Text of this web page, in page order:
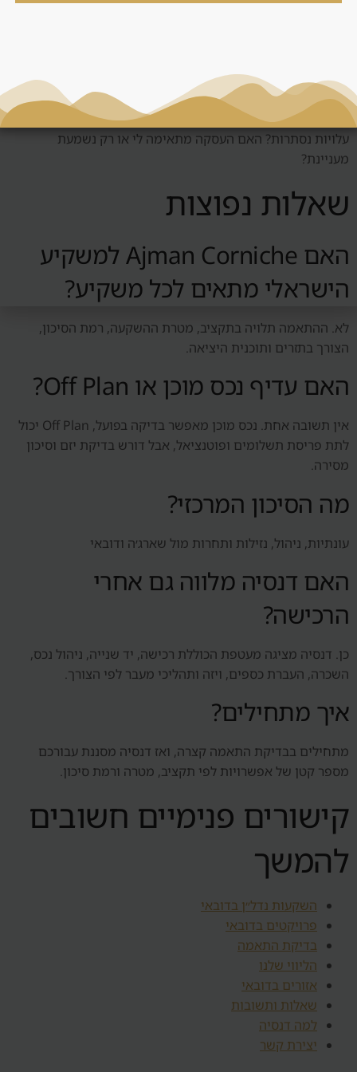
לפני החלטה סביב קורניש עג׳מאן, צריך לשאול: מי השוכר הטבעי?
האם יש ביקוש אמיתי? כמה עולה לנהל את הנכס? מה קורה אם
השוק יורד? האם אפשר למכור? האם המחיר תחרותי? האם יש
עלויות נסתרות? האם העסקה מתאימה לי או רק נשמעת
מעניינת?
שאלות נפוצות
האם Ajman Corniche למשקיע
הישראלי מתאים לכל משקיע?
לא. ההתאמה תלויה בתקציב, מטרת ההשקעה, רמת הסיכון,
הצורך בתזרים ותוכנית היציאה.
האם עדיף נכס מוכן או Off Plan?
אין תשובה אחת. נכס מוכן מאפשר בדיקה בפועל, Off Plan יכול
לתת פריסת תשלומים ופוטנציאל, אבל דורש בדיקת יזם וסיכון
מסירה.
מה הסיכון המרכזי?
עונתיות, ניהול, נזילות ותחרות מול שארג׳ה ודובאי
האם דנסיה מלווה גם אחרי
הרכישה?
כן. דנסיה מציגה מעטפת הכוללת רכישה, יד שנייה, ניהול נכס,
השכרה, העברת כספים, ויזה ותהליכי מעבר לפי הצורך.
איך מתחילים?
מתחילים בבדיקת התאמה קצרה, ואז דנסיה מסננת עבורכם
מספר קטן של אפשרויות לפי תקציב, מטרה ורמת סיכון.
קישורים פנימיים חשובים
להמשך
השקעות נדל״ן בדובאי
פרויקטים בדובאי
בדיקת התאמה
הליווי שלנו
אזורים בדובאי
שאלות ותשובות
למה דנסיה
יצירת קשר